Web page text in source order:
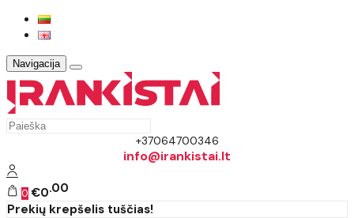
Navigacija
+37064700346
info@irankistai.lt
0 €0 00
Prekių krepšelis tuščias!